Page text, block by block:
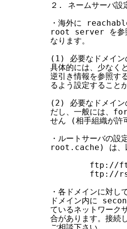
２. ネームサーバ設
・海外に
root server を参照
なります。
(1) 必要なドメイ
具体的には、少なく
逆引き情報を参照
るよう設定すること
(2) 必要なドメイ
だし、一般には、
せん (相手組織が許
・ルートサーバの
root.cache) は、以
ftp://
ftp://
・各ドメインに対
ドメイン内に
ているネットワーク
合があります。接続